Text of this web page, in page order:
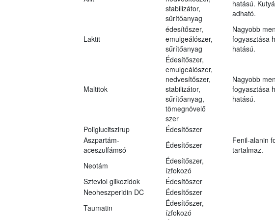
stabilizátor,
sűrítőanyag
hatású.
adható.
Laktit
édesítőszer,
emulgeálószer,
sűrítőanyag
Nagyobb
fogyasztása
hatású.
Maltitok
Édesítőszer,
emulgeálószer,
nedvesítőszer,
stabilizátor,
sűrítőanyag,
tömegnövelő
szer
Nagyobb
fogyasztása
hatású.
Poliglucitszirup
Édesítőszer
Aszpartám-
aceszulfámsó
Édesítőszer
Fenil-alanin
tartalmaz.
Neotám
Édesítőszer,
ízfokozó
Szteviol glikozidok
Édesítőszer
Neoheszperidin DC
Édesítőszer
Taumatin
Édesítőszer,
ízfokozó